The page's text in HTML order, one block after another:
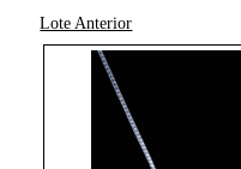
Lote Anterior